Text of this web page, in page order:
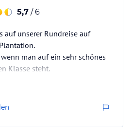
5,7 / 6
auf unserer Rundreise auf
man auf ein sehr schönes
Klasse steht.
um einen romantischen
Das Hotel ist sehr ruhig, von
um runter zu kommen und
Essen (á la Carte) genießen,